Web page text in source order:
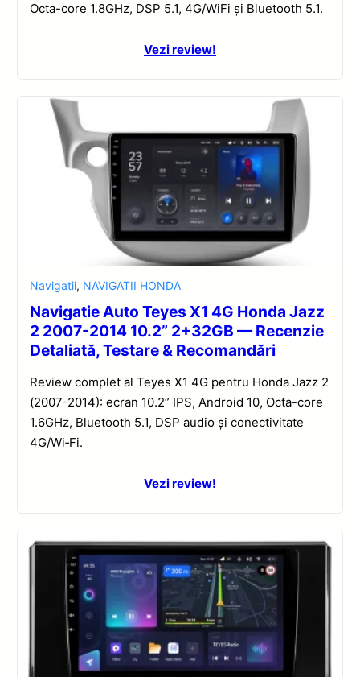
Octa-core 1.8GHz, DSP 5.1, 4G/WiFi și Bluetooth 5.1.
Vezi review!
Navigatii, NAVIGATII HONDA
Navigatie Auto Teyes X1 4G Honda Jazz
2 2007-2014 10.2” 2+32GB — Recenzie
Detaliată, Testare & Recomandări
Review complet al Teyes X1 4G pentru Honda Jazz 2
(2007-2014): ecran 10.2” IPS, Android 10, Octa-core
1.6GHz, Bluetooth 5.1, DSP audio și conectivitate
4G/Wi‑Fi.
Vezi review!